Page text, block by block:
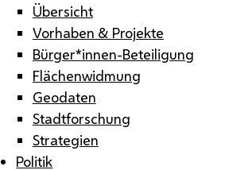
Übersicht
Vorhaben & Projekte
Bürger*innen-Beteiligung
Flächenwidmung
Geodaten
Stadtforschung
Strategien
Politik